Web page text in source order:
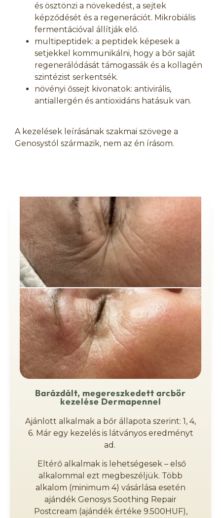
és ösztönzi a növekedést, a sejtek
képződését és a regenerációt. Mikrobiális
fermentációval állítják elő.
multipeptidek: a peptidek képesek a
setjekkel kommunikálni, hogy a bőr saját
regenerálódását támogassák és a kollagén
szintézist serkentsék.
növényi őssejt kivonatok: antivirális,
antiallergén és antioxidáns hatásuk van.
A kezelések leírásának szakmai szövege a
Genosystól származik, nem az én írásom.
Barázdált, megereszkedett arcbőr
kezelése Dermapennel
Ajánlott alkalmak a bőr állapota szerint: 1, 4,
6. Már egy kezelés is látványos eredményt
ad.
Eltérő alkalmak is lehetségesek – első
alkalommal ezt megbeszéljük. Több
alkalom (minimum 4) vásárlása esetén
ajándék Genosys Soothing Repair
Postcream (ajándék értéke 9.500HUF),